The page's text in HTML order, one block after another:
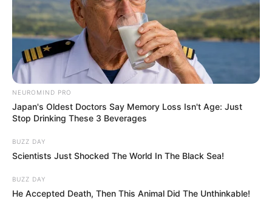
NEUROMIND PRO
Japan's Oldest Doctors Say Memory Loss Isn't Age: Just
Stop Drinking These 3 Beverages
BUZZ DAY
Scientists Just Shocked The World In The Black Sea!
BUZZ DAY
He Accepted Death, Then This Animal Did The Unthinkable!